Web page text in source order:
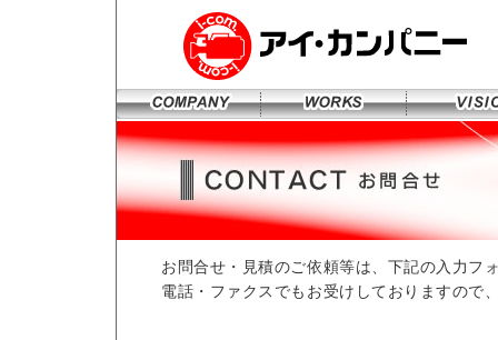
お問合せ・見積のご依頼等は、下記の入力フ
電話・ファクスでもお受けしておりますので